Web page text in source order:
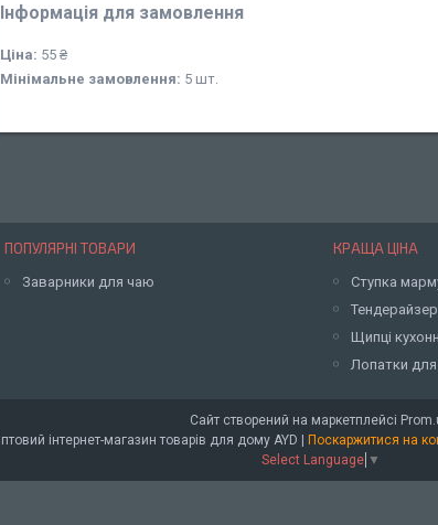
Інформація для замовлення
Ціна: 55 ₴
Мінімальне замовлення: 5 шт.
ПОПУЛЯРНІ ТОВАРИ
Заварники для чаю
КРАЩА ЦІНА
Ступка
Тендерайзер
Щипці
Лопатки
Сайт створений на маркетплейсі
Оптовий інтернет-магазин товарів для дому AYD | Поскаржитися на
Select Language ▼